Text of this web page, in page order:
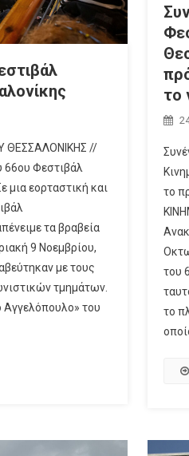
ΘΕΣΣΑΛΟΝΙΚΗΣ //
66ου Φεστιβάλ
μια εορταστική και
τα βραβεία
9 Νοεμβρίου,
με τους
τμημάτων.
του
το
το
του
το